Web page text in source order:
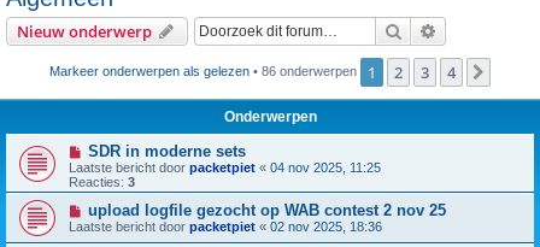
Nieuw onderwerp Zoek
Markeer onderwerpen als gelezen • 86 onderwerpen 1 2 3 4
Onderwerpen
SDR in moderne sets
Laatste bericht door packetpiet « 04 nov 2025, 11:25
Reacties: 3
upload logfile gezocht op WAB contest 2 nov 25
Laatste bericht door packetpiet « 02 nov 2025, 18:36